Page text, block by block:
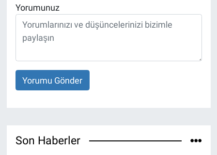
Yorumunuz
Yorumu Gönder
Son Haberler